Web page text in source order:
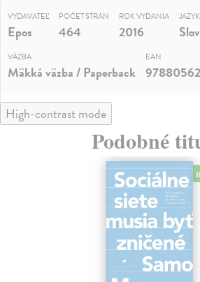
VYDAVATEĽ
Epos
POČET STRÁN
464
ROK VYDANIA
2016
JAZYK
VÄZBA
Mäkká väzba / Paperback
EAN
High-contrast mode
Podobné